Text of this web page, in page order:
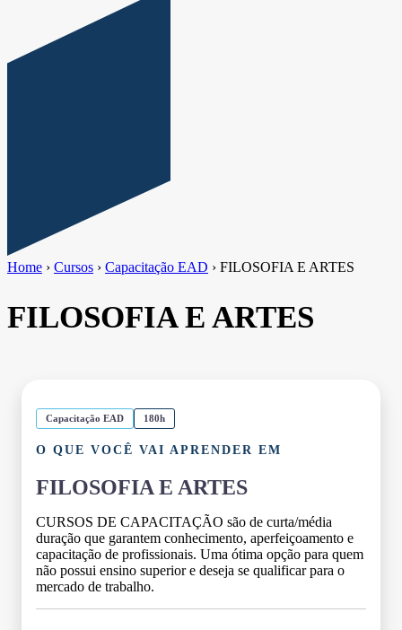
Home › Cursos › Capacitação EAD › FILOSOFIA E ARTES
FILOSOFIA E ARTES
Capacitação EAD 180h
O QUE VOCÊ VAI APRENDER EM
FILOSOFIA E ARTES
CURSOS DE CAPACITAÇÃO são de curta/média
duração que garantem conhecimento, aperfeiçoamento e
capacitação de profissionais. Uma ótima opção para quem
não possui ensino superior e deseja se qualificar para o
mercado de trabalho.